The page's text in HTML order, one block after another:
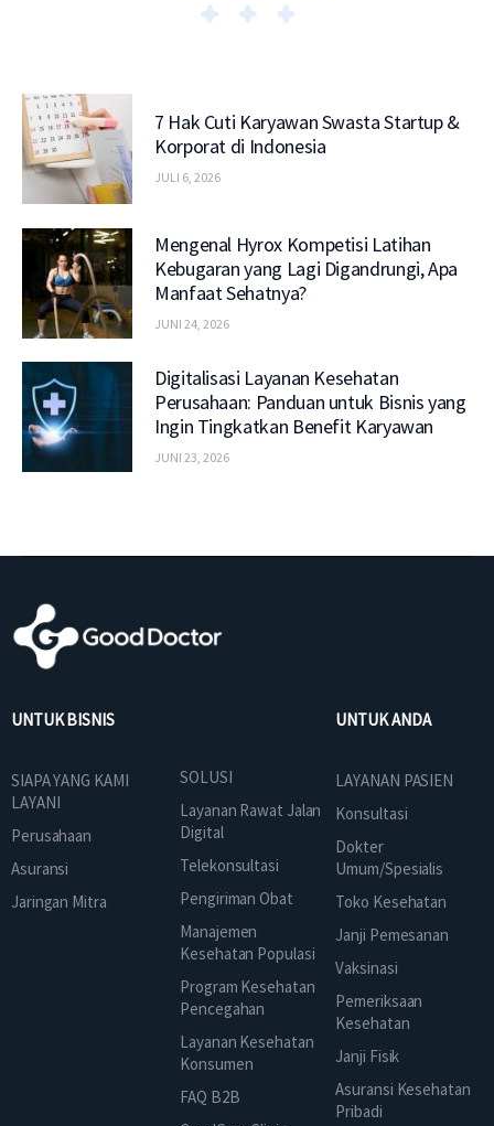
7 Hak Cuti Karyawan Swasta Startup &
Korporat di Indonesia
JULI 6, 2026
Mengenal Hyrox Kompetisi Latihan
Kebugaran yang Lagi Digandrungi, Apa
Manfaat Sehatnya?
JUNI 24, 2026
Digitalisasi Layanan Kesehatan
Perusahaan: Panduan untuk Bisnis yang
Ingin Tingkatkan Benefit Karyawan
JUNI 23, 2026
UNTUK BISNIS
SIAPA YANG KAMI
LAYANI
Perusahaan
Asuransi
Jaringan Mitra
SOLUSI
Layanan Rawat Jalan
Digital
Telekonsultasi
Pengiriman Obat
Manajemen
Kesehatan Populasi
Program Kesehatan
Pencegahan
Layanan Kesehatan
Konsumen
FAQ B2B
UNTUK ANDA
LAYANAN PASIEN
Konsultasi
Dokter
Umum/Spesialis
Toko Kesehatan
Janji Pemesanan
Vaksinasi
Pemeriksaan
Kesehatan
Janji Fisik
Asuransi Kesehatan
Pribadi